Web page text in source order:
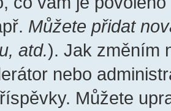
Můžete přidat
atd.). Jak změním
nebo
Můžete